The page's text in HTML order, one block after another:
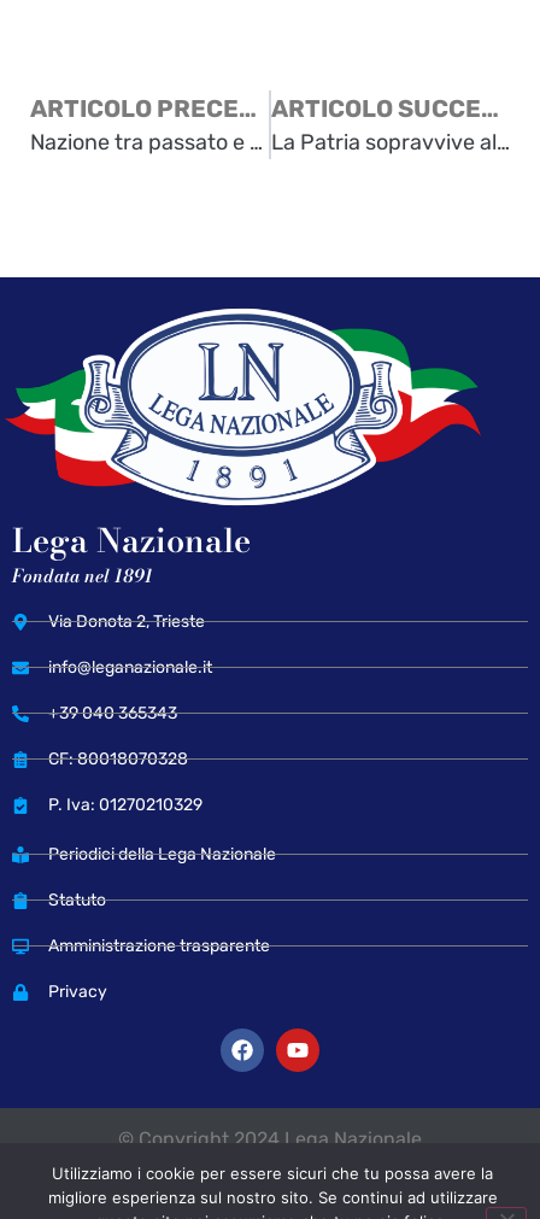
ARTICOLO PRECEDENTE
Nazione tra passato e attualità
ARTICOLO SUCCESSIVO
La Patria sopravvive alla crisi dello stato nazionale – di Paolo Sardos Albertini
Lega Nazionale
Fondata nel 1891
Via Donota 2, Trieste
info@leganazionale.it
+39 040 365343
CF: 80018070328
P. Iva: 01270210329
Periodici della Lega Nazionale
Statuto
Amministrazione trasparente
Privacy
© Copyright 2024 Lega Nazionale
Utilizziamo i cookie per essere sicuri che tu possa avere la
migliore esperienza sul nostro sito. Se continui ad utilizzare